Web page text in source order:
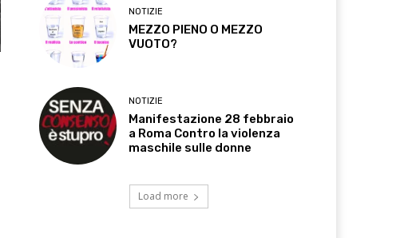
NOTIZIE
MEZZO PIENO O MEZZO
VUOTO?
NOTIZIE
Manifestazione 28 febbraio
a Roma Contro la violenza
maschile sulle donne
Load more